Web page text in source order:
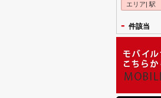
エリア| 駅
- 件該当